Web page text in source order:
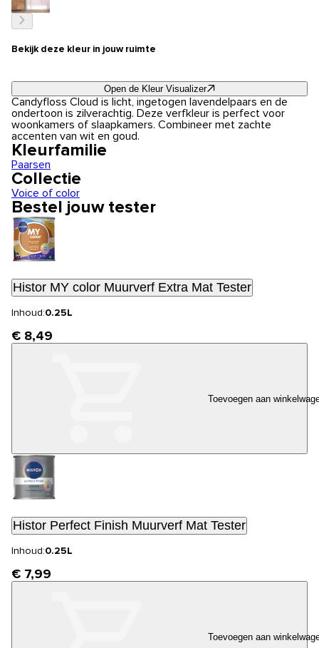
Bekijk deze kleur in jouw ruimte
Open de Kleur Visualizer
Candyfloss Cloud is licht, ingetogen lavendelpaars en de
ondertoon is zilverachtig. Deze verfkleur is perfect voor
woonkamers of slaapkamers. Combineer met zachte
accenten van wit en goud.
Kleurfamilie
Paarsen
Collectie
Voice of color
Bestel jouw tester
Histor MY color Muurverf Extra Mat Tester
Inhoud:0.25L
€ 8,49
Toevoegen aan
Histor Perfect Finish Muurverf Mat Tester
Inhoud:0.25L
€ 7,99
Toevoegen aan